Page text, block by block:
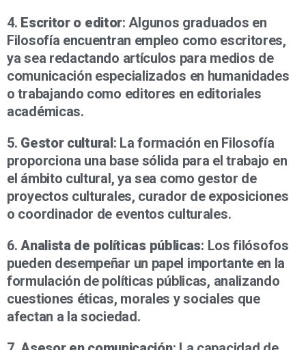
4. Escritor o editor: Algunos graduados en
Filosofía encuentran empleo como escritores,
ya sea redactando artículos para medios de
comunicación especializados en humanidades
o trabajando como editores en editoriales
académicas.
5. Gestor cultural: La formación en Filosofía
proporciona una base sólida para el trabajo en
el ámbito cultural, ya sea como gestor de
proyectos culturales, curador de exposiciones
o coordinador de eventos culturales.
6. Analista de políticas públicas: Los filósofos
pueden desempeñar un papel importante en la
formulación de políticas públicas, analizando
cuestiones éticas, morales y sociales que
afectan a la sociedad.